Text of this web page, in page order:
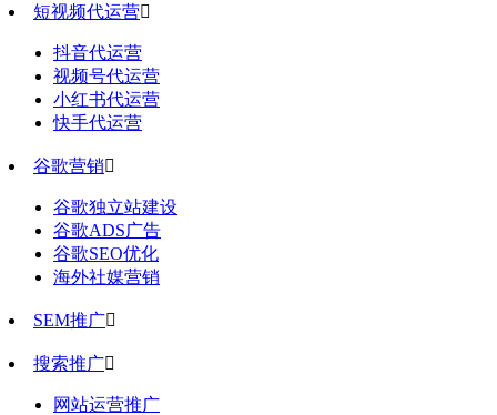
短视频代运营
抖音代运营
视频号代运营
小红书代运营
快手代运营
谷歌营销
谷歌独立站建设
谷歌ADS广告
谷歌SEO优化
海外社媒营销
SEM推广
搜索推广
网站运营推广